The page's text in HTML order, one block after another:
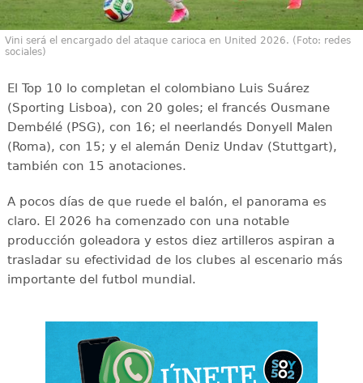
Vini será el encargado del ataque carioca en United 2026. (Foto: redes
sociales)
El Top 10 lo completan el colombiano Luis Suárez
(Sporting Lisboa), con 20 goles; el francés Ousmane
Dembélé (PSG), con 16; el neerlandés Donyell Malen
(Roma), con 15; y el alemán Deniz Undav (Stuttgart),
también con 15 anotaciones.
A pocos días de que ruede el balón, el panorama es
claro. El 2026 ha comenzado con una notable
producción goleadora y estos diez artilleros aspiran a
trasladar su efectividad de los clubes al escenario más
importante del futbol mundial.